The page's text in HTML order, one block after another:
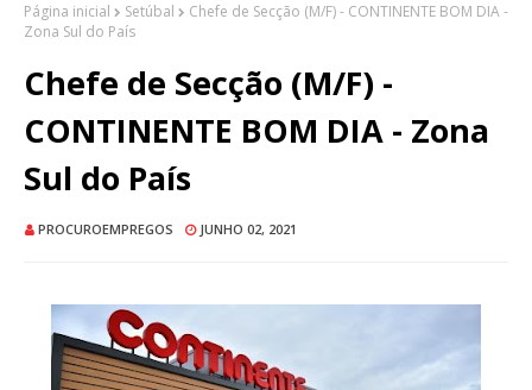
Página inicial Setúbal
Chefe de Secção (M/F) - CONTINENTE BOM DIA -
Zona Sul do País
Chefe de Secção (M/F) -
CONTINENTE BOM DIA - Zona
Sul do País
PROCUROEMPREGOS JUNHO 02, 2021